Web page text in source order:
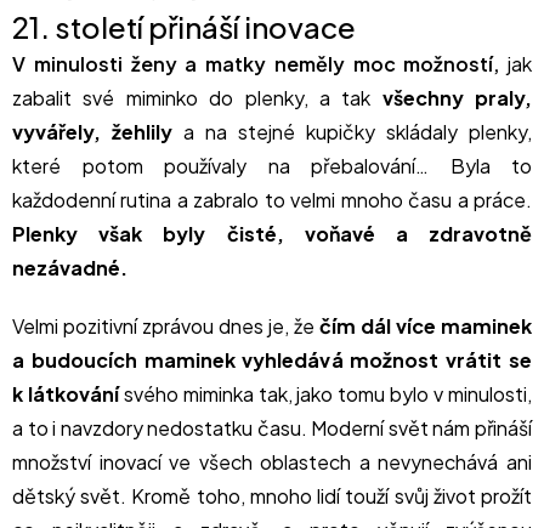
21. století přináší inovace
V minulosti ženy a matky neměly moc možností, jak
zabalit své miminko do plenky, a tak všechny praly,
vyvářely, žehlily a na stejné kupičky skládaly plenky,
které potom používaly na přebalování… Byla to
každodenní rutina a zabralo to velmi mnoho času a práce.
Plenky však byly čisté, voňavé a zdravotně
nezávadné.
Velmi pozitivní zprávou dnes je, že čím dál více maminek
a budoucích maminek vyhledává možnost vrátit se
k látkovánísvého miminka tak, jako tomu bylo v minulosti,
a to i navzdory nedostatku času. Moderní svět nám přináší
množství inovací ve všech oblastech a nevynechává ani
dětský svět. Kromě toho, mnoho lidí touží svůj život prožít